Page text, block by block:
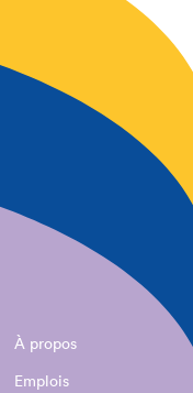
À propos
Emplois